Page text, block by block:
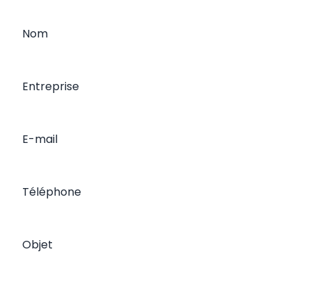
Nom
Entreprise
E-mail
Téléphone
Objet